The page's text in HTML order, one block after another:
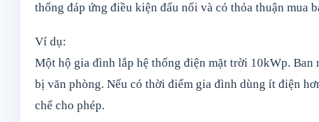
thống đáp ứng điều kiện đấu nối và có thỏa thuận mua
Ví dụ:
Một hộ gia đình lắp hệ thống điện mặt trời 10kWp. Ban
bị văn phòng. Nếu có thời điểm gia đình dùng ít điện
chế cho phép.